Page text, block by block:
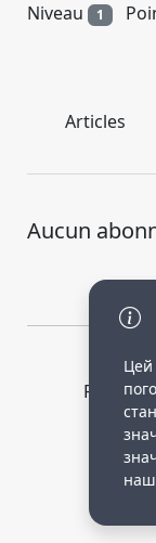
Niveau
1
Articles
Aucun
Privacy
Цей